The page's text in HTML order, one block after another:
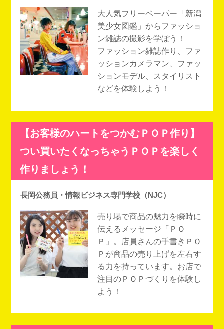
大人気フリーペーパー「新潟
美少女図鑑」からファッショ
ン雑誌の撮影を学ぼう！
ファッション雑誌作り、ファ
ッションカメラマン、ファッ
ションモデル、スタイリスト
などを体験しよう！
【お客様のハートをつかむＰＯＰ作り】
つい買いたくなっちゃうＰＯＰを楽しく
作りましょう！
長岡公務員・情報ビジネス専門学校（NJC）
売り場で商品の魅力を瞬時に
伝えるメッセージ「ＰＯ
Ｐ」。店員さんの手書きＰＯ
Ｐが商品の売り上げを左右す
る力を持っています。お店で
注目のＰＯＰづくりを体験し
よう！